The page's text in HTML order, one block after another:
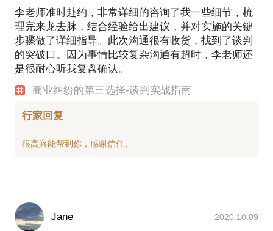
李老师准时赴约，非常详细的咨询了我一些细节，梳
理完来龙去脉，结合经验给出建议，并对实施的关键
步骤做了详细指导。此次沟通很有收货，找到了谈判
的突破口。因为事情比较复杂沟通有超时，李老师还
是很耐心听我复盘确认。
商业纠纷的第三选择-谈判实战指南
行家回复
Jane 2020.10.09